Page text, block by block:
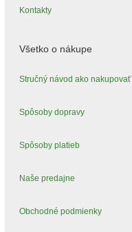
Kontakty
Všetko o nákupe
Stručný návod ako nakupovať
Spôsoby dopravy
Spôsoby platieb
Naše predajne
Obchodné podmienky